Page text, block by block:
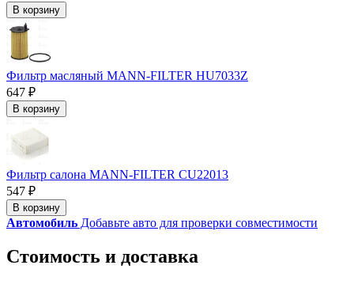
В корзину
Фильтр масляный MANN-FILTER HU7033Z
647 ₽
В корзину
Фильтр салона MANN-FILTER CU22013
547 ₽
В корзину
Автомобиль Добавьте авто для проверки совместимости
Стоимость и доставка